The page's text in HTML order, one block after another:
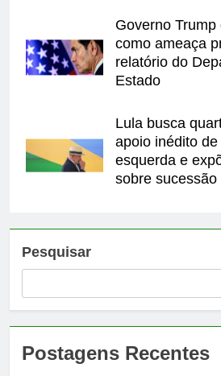
Governo
como ameaça
relatório do
Estado
Lula busca
apoio inédito
esquerda e
sobre sucessão
Pesquisar
Postagens Recentes